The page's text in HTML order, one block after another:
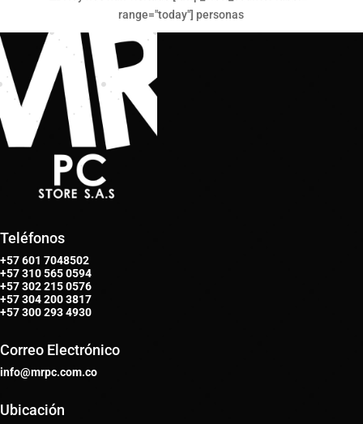
range="today"] personas
Teléfonos
+57 601 7048502
+57310 565 0594
+57302 215 0576
+57304 200 3817
+57300 293 4930
Correo Electrónico
info@mrpc.com.co
Ubicación